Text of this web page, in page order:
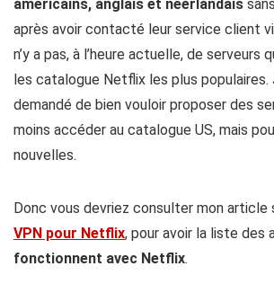
américains, anglais et néerlandais
après avoir contacté leur service client
n’y a pas, à l’heure actuelle, de serveurs
les catalogue Netflix les plus populaires.
demandé de bien vouloir proposer des
moins accéder au catalogue US, mais
nouvelles.
Donc vous devriez consulter mon article
VPN pour Netflix, pour avoir la liste des
fonctionnent avec Netflix.